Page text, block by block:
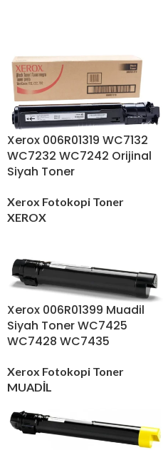
Xerox 006R01319 WC7132
WC7232 WC7242 Orijinal
Siyah Toner
Xerox Fotokopi Toner
XEROX
Xerox 006R01399 Muadil
Siyah Toner WC7425
WC7428 WC7435
Xerox Fotokopi Toner
MUADİL